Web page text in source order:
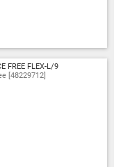
FREE FLEX-L/9
[48229712]